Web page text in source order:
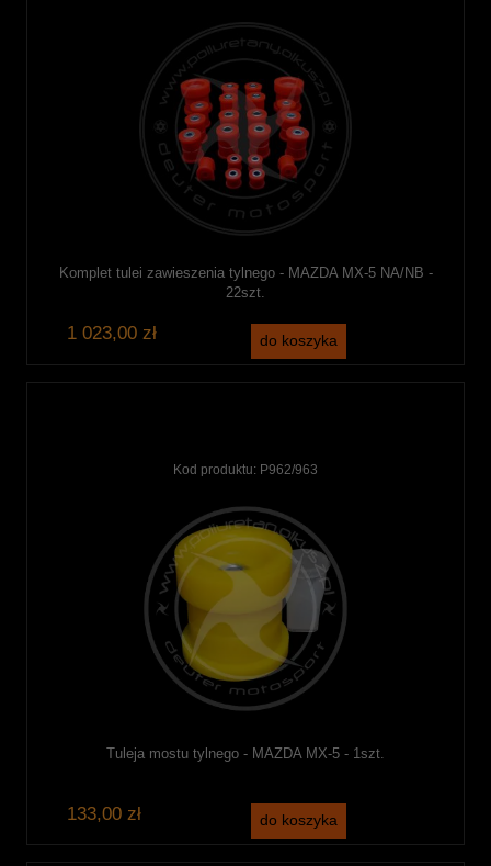
Komplet tulei zawieszenia tylnego - MAZDA MX-5 NA/NB -
22szt.
1 023,00 zł do koszyka
Kod produktu: P962/963
Tuleja mostu tylnego - MAZDA MX-5 - 1szt.
133,00 zł do koszyka